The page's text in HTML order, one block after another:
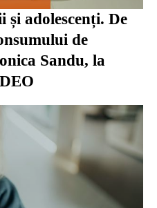
și adolescenți. De
de
Sandu, la